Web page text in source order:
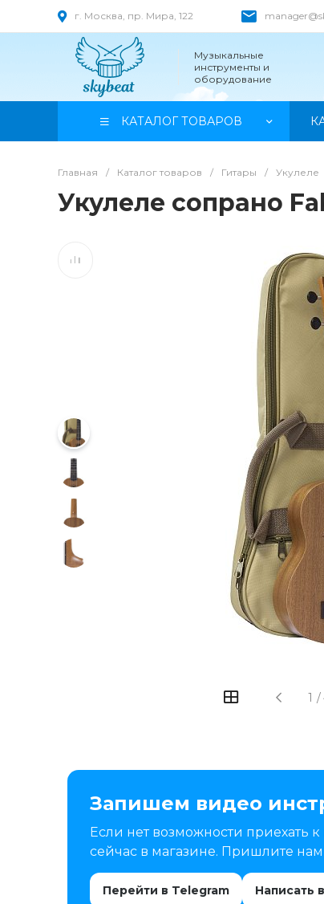
г. Москва, пр. Мира, 122
Музыкальные
инструменты и
оборудование
КАТАЛОГ ТОВАРОВ
Главная / Каталог товаров / Гитары / Укулеле
Укулеле сопрано
1 /
Запишем видео
Если нет возможности приехать
сейчас в магазине. Пришлите нам
Перейти в Telegram Написать